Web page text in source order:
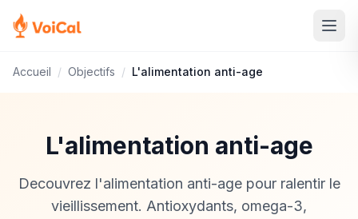
Accueil / Objectifs / L'alimentation anti-age
L'alimentation anti-age
Decouvrez l'alimentation anti-age pour ralentir le
vieillissement. Antioxydants, omega-3,